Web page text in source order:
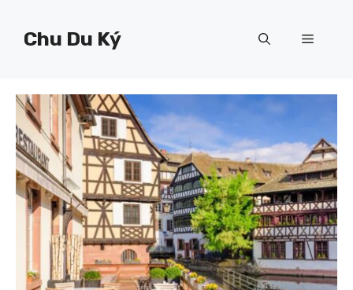
Chu Du Ký Menu